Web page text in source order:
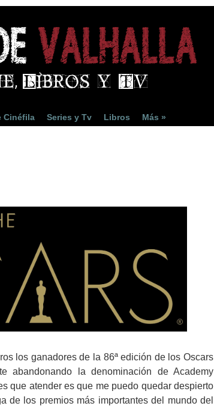
Cinéfila Series y Tv Libros Más »
los ganadores de la 86ª edición de los Oscars
abandonando la denominación de Academy
que atender es que me puedo quedar despierto
de los premios más importantes del mundo del